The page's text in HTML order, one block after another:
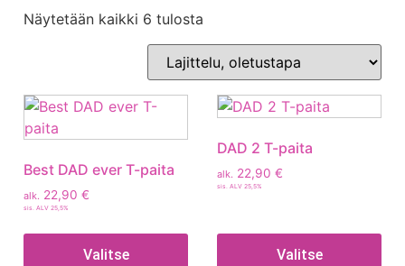
Näytetään kaikki 6 tulosta
Best DAD ever T-paita
alk. 22,90 €
sis. ALV 25,5%
Valitse
DAD 2 T-paita
alk. 22,90 €
sis. ALV 25,5%
Valitse